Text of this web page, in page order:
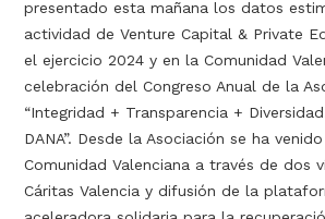
presentado esta mañana los datos
actividad de Venture Capital & Private
el ejercicio 2024 y en la Comunidad
celebración del Congreso Anual de la
“Integridad + Transparencia +
DANA”. Desde la Asociación se ha
Comunidad Valenciana a través de dos
Cáritas Valencia y difusión de la